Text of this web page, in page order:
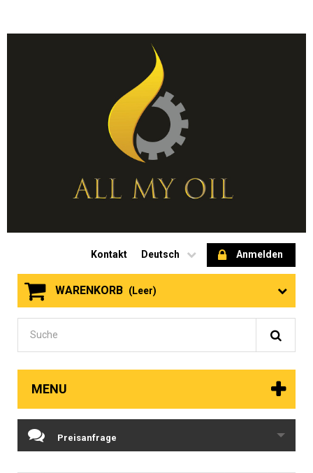
Anmelden
Deutsch
Kontakt
WARENKORB (Leer)
MENU
Preisanfrage